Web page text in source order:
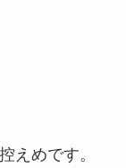
えめです。